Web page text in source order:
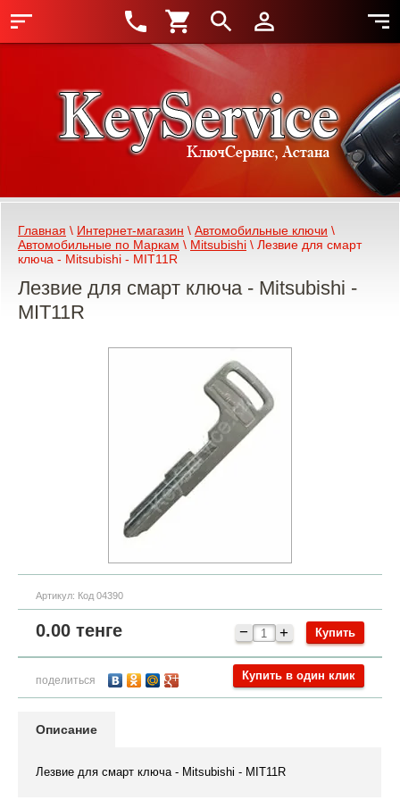
Главная \ Интернет-магазин \ Автомобильные ключи
Автомобильные по Маркам \ Mitsubishi \ Лезвие для смарт
ключа - Mitsubishi - MIT11R
Лезвие для смарт ключа - Mitsubishi -
MIT11R
Артикул: Код 04390
0.00 тенге − +
поделиться Купить в один клик
Описание
Лезвие для смарт ключа - Mitsubishi - MIT11R